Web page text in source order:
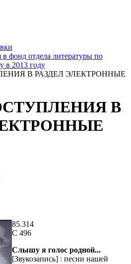
фонд отдела литературы по
в 2013 году
В РАЗДЕЛ ЭЛЕКТРОННЫЕ
В
85.314
С 496
Слышу я голос родной...
[Звукозапись] : песни нашей